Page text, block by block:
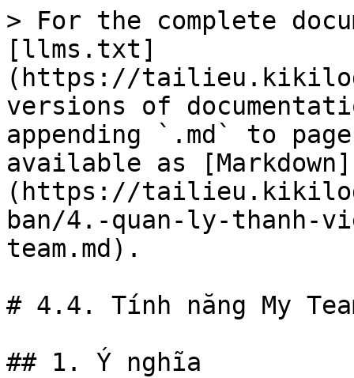
> For the complete
[llms.txt]
(https://
versions of
appending `.md` to
available as [Markdown]
(https://
ban/4.-quan-ly-thanh-
team.md).
# 4.4. Tính năng My
## 1. Ý nghĩa